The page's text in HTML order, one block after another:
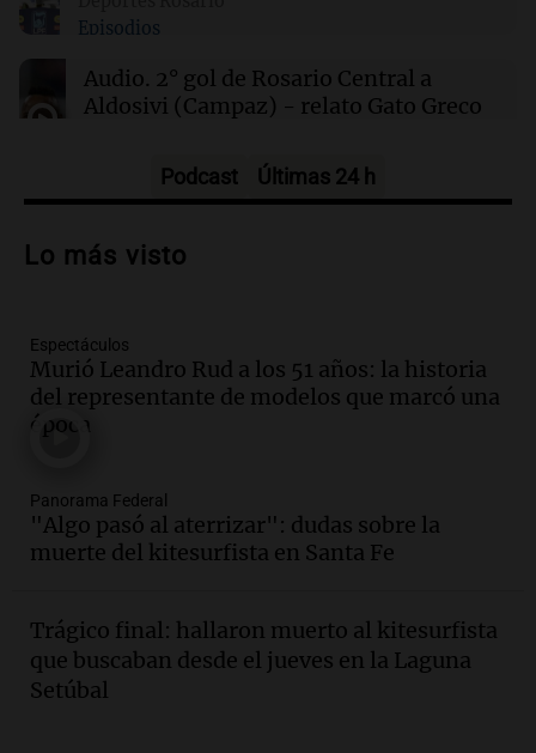
00:32 Clima
sábado 8 de agosto
Episodios
Audio. 2° gol de Rosario Central a
Aldosivi (Campaz) - relato Gato Greco
Audio.Nuevo desarrollo urbano y casa
en Villa María
Audio.
la Bulaya abrirá sus puertas mañana con
diversas actividades y sorpresas
Panorama Federal
edificios y proyecta una casa del
estudiante con 48 municipios
involucrados
Episodios
Audio.1° gol de Rosario Central a
Aldosivi (Zalazar en contra) - relato
Gato Greco
Podcast Últimas 24 h
Lo más visto
Espectáculos
Murió Leandro Rud a los 51 años: la historia
del representante de modelos que marcó una
época
Panorama Federal
"Algo pasó al aterrizar": dudas sobre la
muerte del kitesurfista en Santa Fe
Trágico final: hallaron muerto al kitesurfista
que buscaban desde el jueves en la Laguna
Setúbal